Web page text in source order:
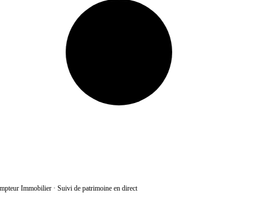
Immobilier·Suivi de patrimoine en direct